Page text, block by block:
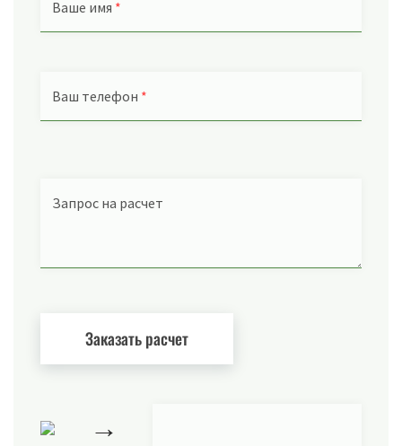
Ваше имя *
Ваш телефон *
Запрос на расчет
→